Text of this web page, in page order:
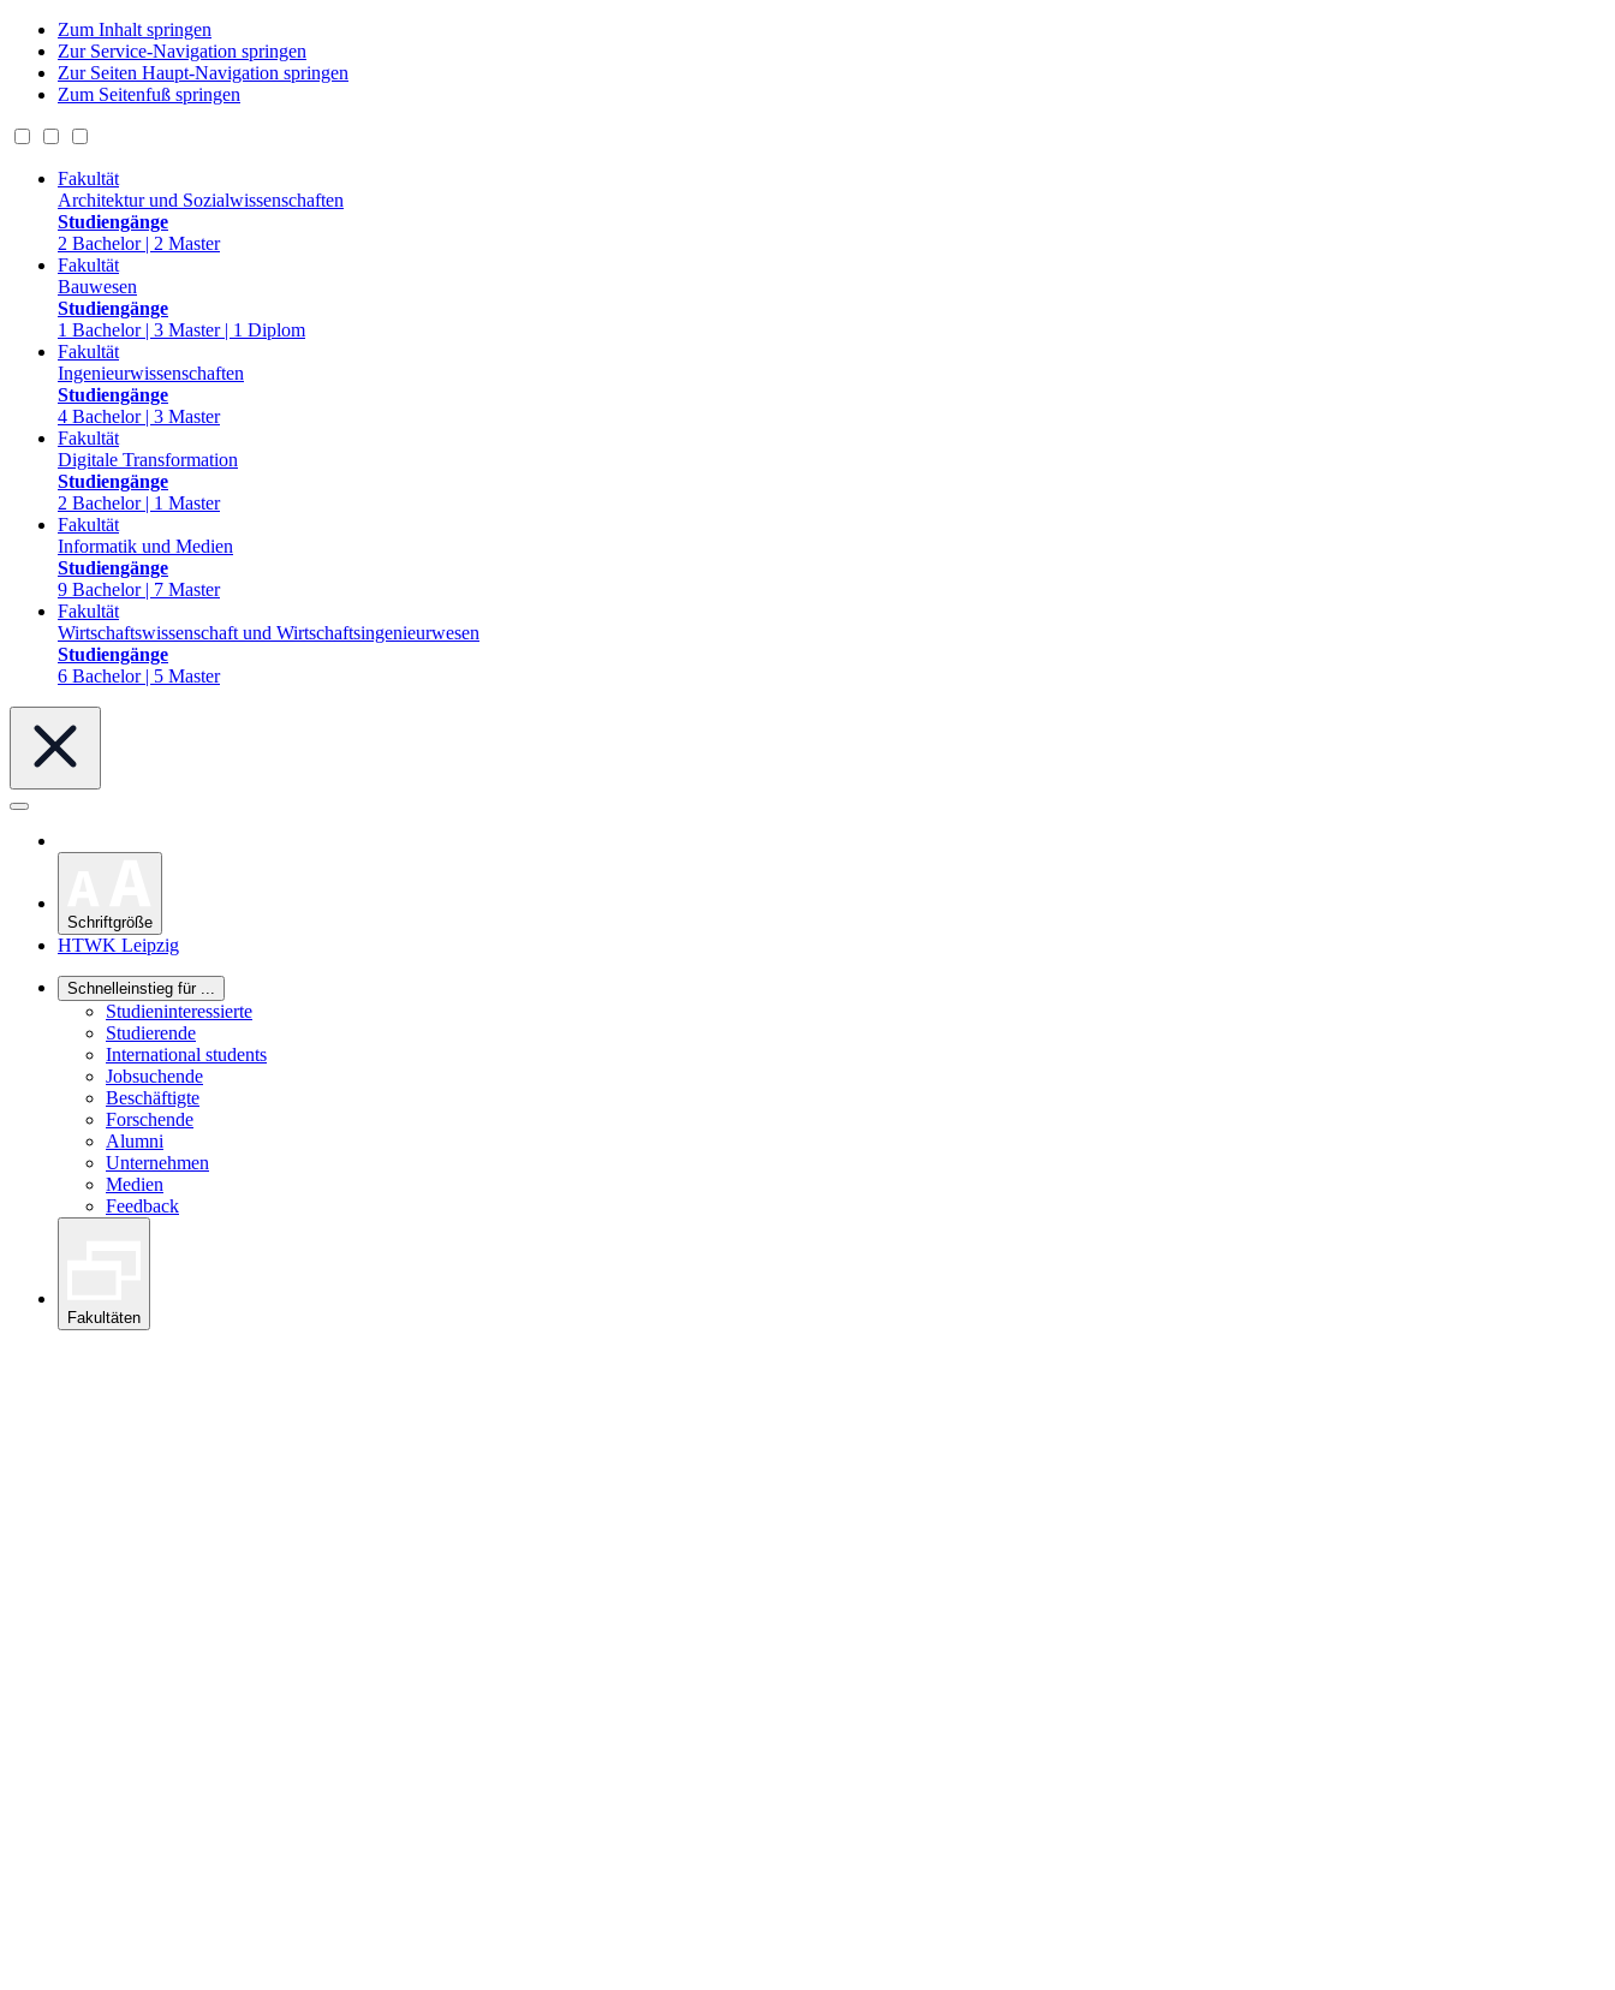
Zum Inhalt springen
Zur Service-Navigation springen
Zur Seiten Haupt-Navigation springen
Zum Seitenfuß springen
Fakultät
Architektur und Sozialwissenschaften
Studiengänge
2 Bachelor | 2 Master
Fakultät
Bauwesen
Studiengänge
1 Bachelor | 3 Master | 1 Diplom
Fakultät
Ingenieurwissenschaften
Studiengänge
4 Bachelor | 3 Master
Fakultät
Digitale Transformation
Studiengänge
2 Bachelor | 1 Master
Fakultät
Informatik und Medien
Studiengänge
9 Bachelor | 7 Master
Fakultät
Wirtschaftswissenschaft und Wirtschaftsingenieurwesen
Studiengänge
6 Bachelor | 5 Master
Schriftgröße
HTWK Leipzig
Schnelleinstieg für ...
Studieninteressierte
Studierende
International students
Jobsuchende
Beschäftigte
Forschende
Alumni
Unternehmen
Medien
Feedback
Fakultäten